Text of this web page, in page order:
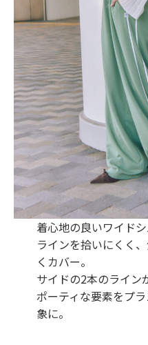
着心地の良いワイド
ラインを拾いにくく
くカバー。
サイドの2本のライン
ポーティな要素をプ
象に。